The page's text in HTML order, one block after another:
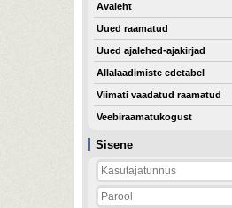
Sisene
Avaleht
Uued raamatud
Uued ajalehed-ajakirjad
Allalaadimiste edetabel
Viimati vaadatud raamatud
Veebiraamatukogust